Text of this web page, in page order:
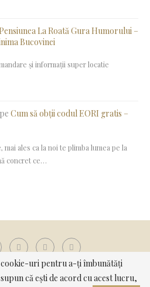
Pensiunea La Roată Gura Humorului –
Bucovinei
și informații super locatie
Cum să obții codul EORI gratis –
ales ca la noi te plimba lumea pe la
concret ce…
cookie-uri pentru a-ți îmbunătăți
că ești de acord cu acest lucru,